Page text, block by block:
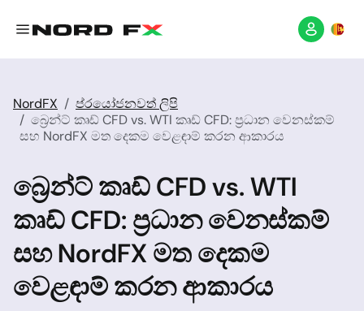
NordFX
ප්රයෝජනවත් ලිපි
බ්‍රෙන්ට් කෘඩ් CFD vs. WTI කෘඩ් CFD: ප්‍රධාන වෙනස්කම්
සහ NordFX මත දෙකම වෙළඳාම් කරන ආකාරය
බ්‍රෙන්ට් කෘඩ් CFD vs. WTI
කෘඩ් CFD: ප්‍රධාන වෙනස්කම්
සහ NordFX මත දෙකම
වෙළඳාම් කරන ආකාරය